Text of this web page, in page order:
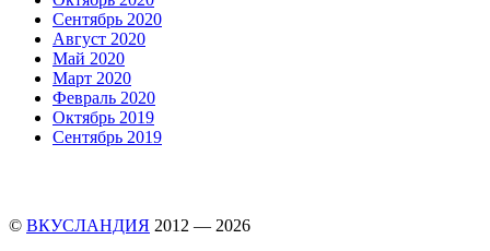
Сентябрь 2020
Август 2020
Май 2020
Март 2020
Февраль 2020
Октябрь 2019
Сентябрь 2019
© ВКУСЛАНДИЯ 2012 — 2026